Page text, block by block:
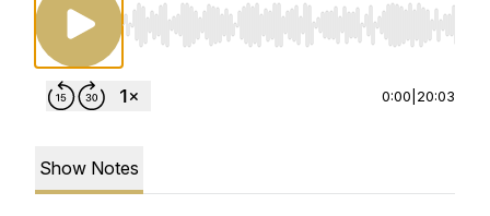
Use Left/Right to seek, Home/End to jump to
0:00 20:03
Show Notes